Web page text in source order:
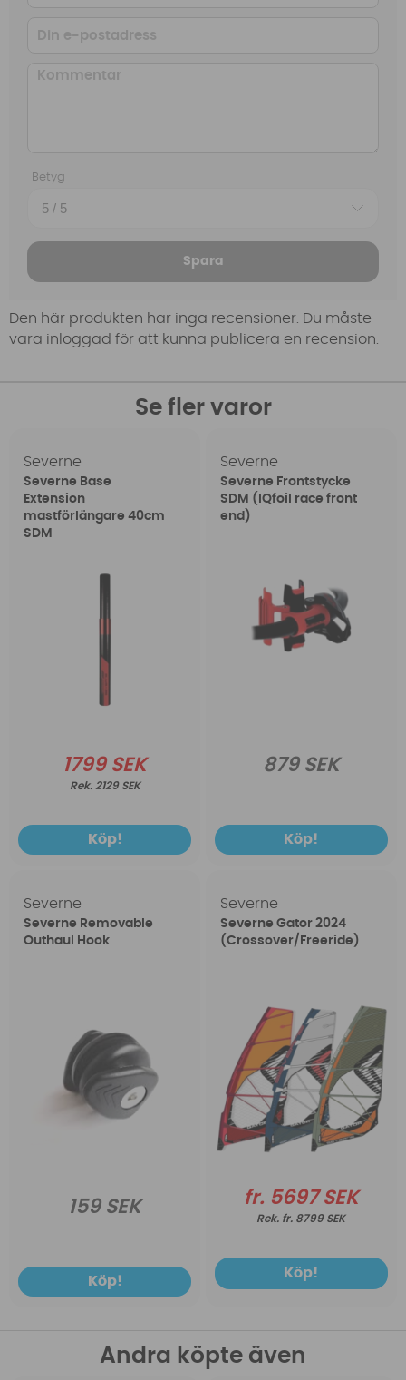
Betyg
Spara
Den här produkten har inga recensioner. Du måste
vara inloggad för att kunna publicera en recension.
Se fler varor
Severne
Severne Base
Extension
mastförlängare 40cm
SDM
1799 SEK
2129 SEK
Köp!
Severne
Severne Frontstycke
SDM (IQfoil race front
end)
879 SEK
Köp!
Severne
Severne Removable
Outhaul Hook
159 SEK
Köp!
Severne
Severne Gator 2024
(Crossover/Freeride)
fr. 5697 SEK
fr. 8799 SEK
Köp!
Andra köpte även